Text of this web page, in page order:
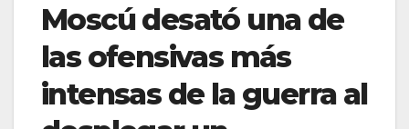
Moscú desató una de
las ofensivas más
intensas de la guerra al